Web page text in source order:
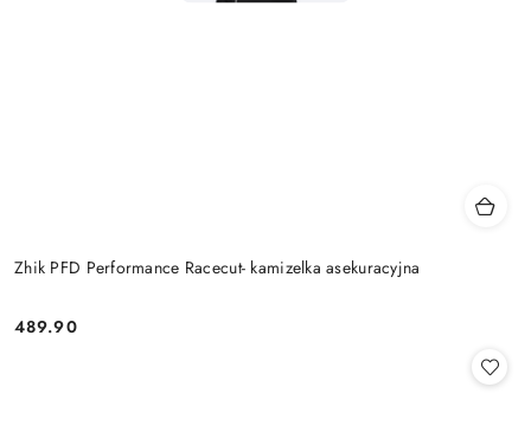
Zhik PFD Performance Racecut- kamizelka asekuracyjna
Cena:
489.90